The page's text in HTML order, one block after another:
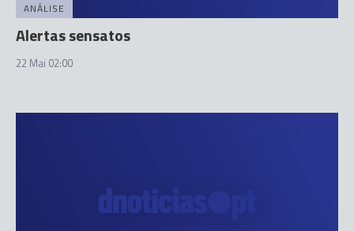
ANÁLISE
Alertas sensatos
22 Mai 02:00